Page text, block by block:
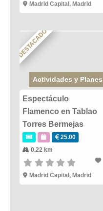
Madrid Capital , Madrid
DESTACADO
Actividades y Planes
Espectáculo
Flamenco en Tablao
Torres Bermejas
25.00
0.22 km
Madrid Capital , Madrid